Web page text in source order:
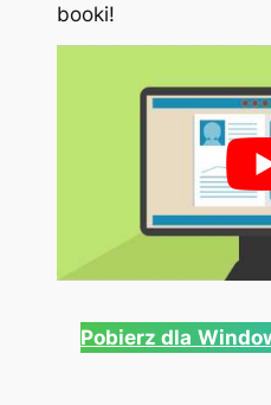
booki!
Pobierz dla